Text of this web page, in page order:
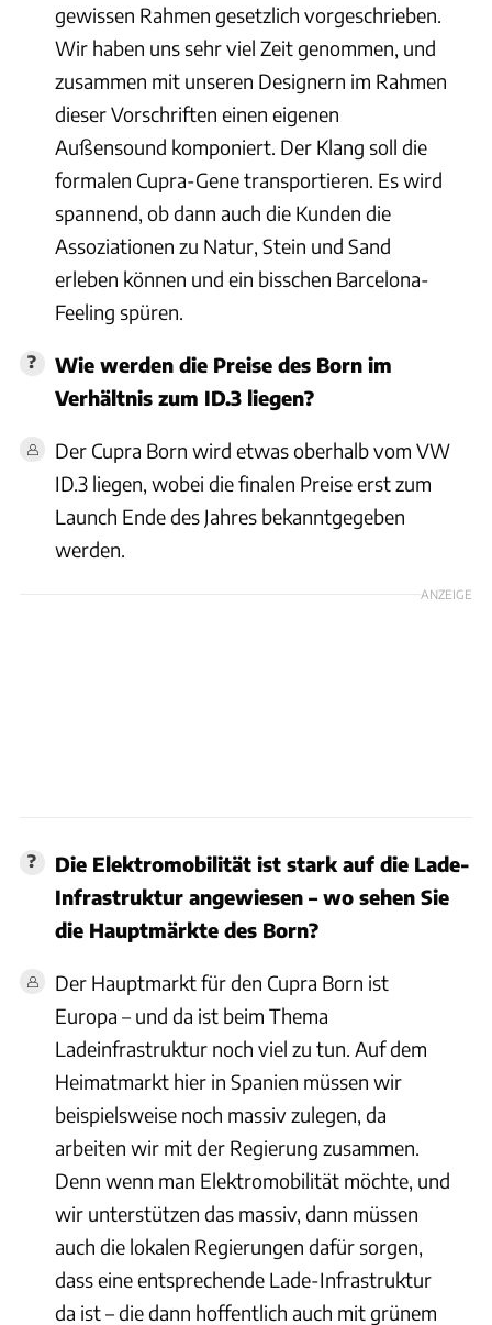
gewissen Rahmen gesetzlich vorgeschrieben.
Wir haben uns sehr viel Zeit genommen, und
zusammen mit unseren Designern im Rahmen
dieser Vorschriften einen eigenen
Außensound komponiert. Der Klang soll die
formalen Cupra-Gene transportieren. Es wird
spannend, ob dann auch die Kunden die
Assoziationen zu Natur, Stein und Sand
erleben können und ein bisschen Barcelona-
Feeling spüren.
Wie werden die Preise des Born im
Verhältnis zum ID.3 liegen?
Der Cupra Born wird etwas oberhalb vom VW
ID.3 liegen, wobei die finalen Preise erst zum
Launch Ende des Jahres bekanntgegeben
werden.
ANZEIGE
Die Elektromobilität ist stark auf die Lade-
Infrastruktur angewiesen – wo sehen Sie
die Hauptmärkte des Born?
Der Hauptmarkt für den Cupra Born ist
Europa – und da ist beim Thema
Ladeinfrastruktur noch viel zu tun. Auf dem
Heimatmarkt hier in Spanien müssen wir
beispielsweise noch massiv zulegen, da
arbeiten wir mit der Regierung zusammen.
Denn wenn man Elektromobilität möchte, und
wir unterstützen das massiv, dann müssen
auch die lokalen Regierungen dafür sorgen,
dass eine entsprechende Lade-Infrastruktur
da ist – die dann hoffentlich auch mit grünem